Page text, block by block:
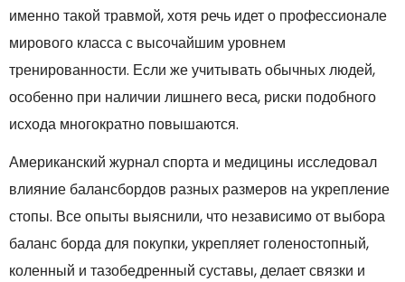
именно такой травмой, хотя речь идет о профессионале
мирового класса с высочайшим уровнем
тренированности. Если же учитывать обычных людей,
особенно при наличии лишнего веса, риски подобного
исхода многократно повышаются.
Американский журнал спорта и медицины исследовал
влияние балансбордов разных размеров на укрепление
стопы. Все опыты выяснили, что независимо от выбора
баланс борда для покупки, укрепляет голеностопный,
коленный и тазобедренный суставы, делает связки и